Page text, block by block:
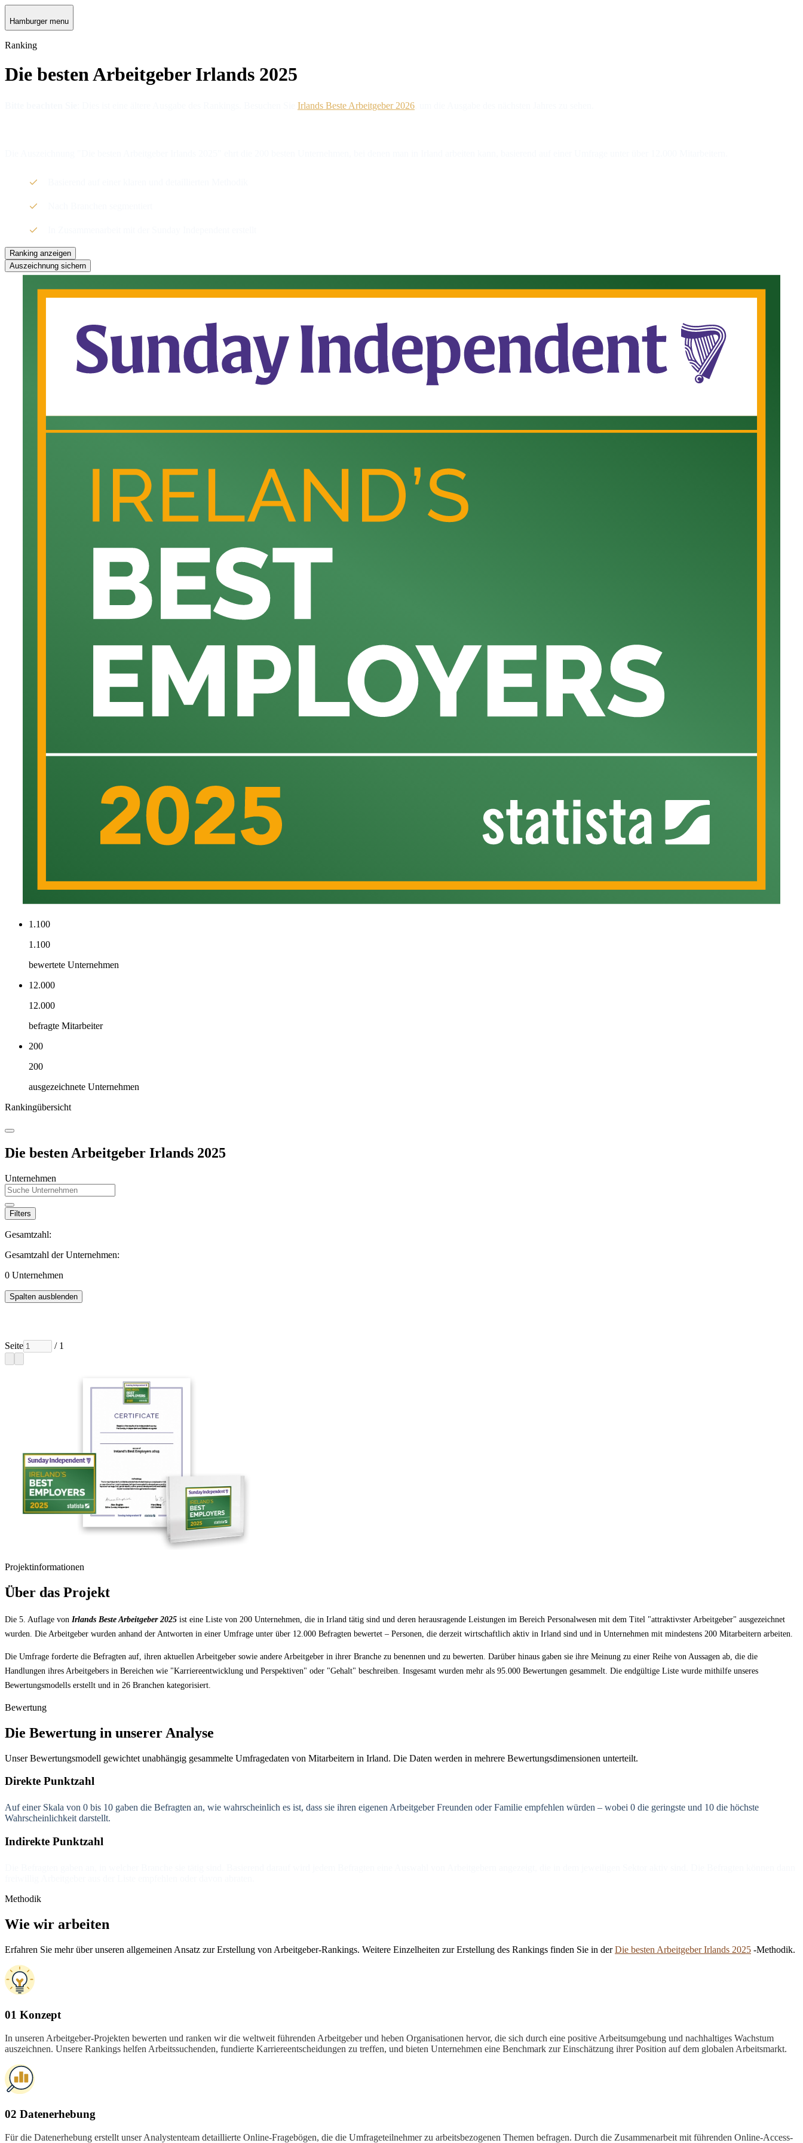
Hamburger menu
Ranking
Die besten Arbeitgeber Irlands 2025
Irlands Beste Arbeitgeber 2026
Ranking anzeigen
Auszeichnung sichern
1.100
1.100
bewertete Unternehmen
12.000
12.000
befragte Mitarbeiter
200
200
ausgezeichnete Unternehmen
Rankingübersicht
Die besten Arbeitgeber Irlands 2025
Unternehmen
Filters
Gesamtzahl:
Gesamtzahl der Unternehmen:
0 Unternehmen
Spalten ausblenden
Seite / 1
Projektinformationen
Über das Projekt
Die 5. Auflage von Irlands Beste Arbeitgeber 2025 ist eine Liste von 200 Unternehmen, die in Irland tätig sind und deren herausragende Leistungen im Bereich Personalwesen mit dem Titel "attraktivster Arbeitgeber" ausgezeichnet
wurden. Die Arbeitgeber wurden anhand der Antworten in einer Umfrage unter über 12.000 Befragten bewertet – Personen, die derzeit wirtschaftlich aktiv in Irland sind und in Unternehmen mit mindestens 200 Mitarbeitern arbeiten.
Die Umfrage forderte die Befragten auf, ihren aktuellen Arbeitgeber sowie andere Arbeitgeber in ihrer Branche zu benennen und zu bewerten. Darüber hinaus gaben sie ihre Meinung zu einer Reihe von Aussagen ab, die die
Handlungen ihres Arbeitgebers in Bereichen wie "Karriereentwicklung und Perspektiven" oder "Gehalt" beschreiben. Insgesamt wurden mehr als 95.000 Bewertungen gesammelt. Die endgültige Liste wurde mithilfe unseres
Bewertungsmodells erstellt und in 26 Branchen kategorisiert.
Bewertung
Die Bewertung in unserer Analyse
Unser Bewertungsmodell gewichtet unabhängig gesammelte Umfragedaten von Mitarbeitern in Irland. Die Daten werden in mehrere Bewertungsdimensionen unterteilt.
Direkte Punktzahl
Auf einer Skala von 0 bis 10 gaben die Befragten an, wie wahrscheinlich es ist, dass sie ihren eigenen Arbeitgeber Freunden oder Familie empfehlen würden – wobei 0 die geringste und 10 die höchste
Wahrscheinlichkeit darstellt.
Indirekte Punktzahl
Methodik
Wie wir arbeiten
Erfahren Sie mehr über unseren allgemeinen Ansatz zur Erstellung von Arbeitgeber-Rankings. Weitere Einzelheiten zur Erstellung des Rankings finden Sie in derDie besten Arbeitgeber Irlands 2025 -Methodik.
01 Konzept
In unseren Arbeitgeber-Projekten bewerten und ranken wir die weltweit führenden Arbeitgeber und heben Organisationen hervor, die sich durch eine positive Arbeitsumgebung und nachhaltiges Wachstum
auszeichnen. Unsere Rankings helfen Arbeitssuchenden, fundierte Karriereentscheidungen zu treffen, und bieten Unternehmen eine Benchmark zur Einschätzung ihrer Position auf dem globalen Arbeitsmarkt.
02 Datenerhebung
Für die Datenerhebung erstellt unser Analystenteam detaillierte Online-Fragebögen, die die Umfrageteilnehmer zu arbeitsbezogenen Themen befragen. Durch die Zusammenarbeit mit führenden Online-Access-